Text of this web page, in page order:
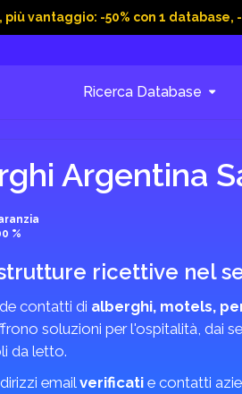
più vantaggio: -50% con 1 database,
Ricerca Database
Argentina
%
ricettive nel
contatti di alberghi, motels,
soluzioni per l'ospitalità, dai
da letto.
emailverificati e contatti